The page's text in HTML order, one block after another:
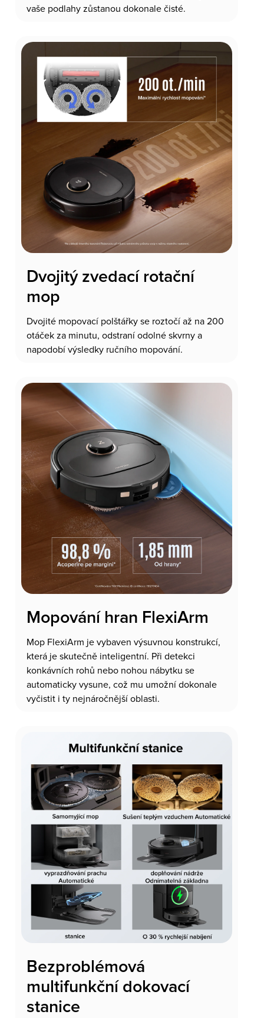
vaše podlahy zůstanou dokonale čisté.
Dvojitý zvedací rotační
mop
Dvojité mopovací polštářky se roztočí až na 200
otáček za minutu, odstraní odolné skvrny a
napodobí výsledky ručního mopování.
Mopování hran FlexiArm
Mop FlexiArm je vybaven výsuvnou konstrukcí,
která je skutečně inteligentní. Při detekci
konkávních rohů nebo nohou nábytku se
automaticky vysune, což mu umožní dokonale
vyčistit i ty nejnáročnější oblasti.
Bezproblémová
multifunkční dokovací
stanice